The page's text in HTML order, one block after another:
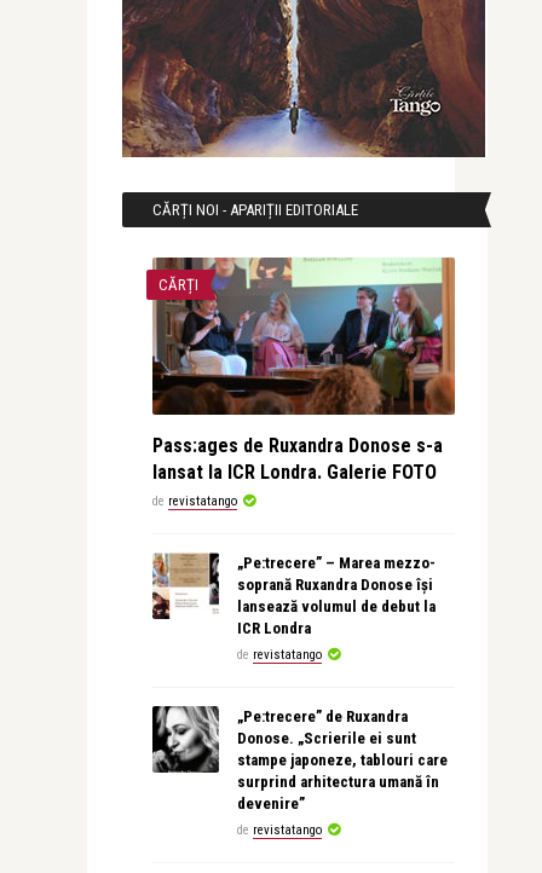
CĂRȚI NOI - APARIȚII EDITORIALE
CĂRȚI
Pass:ages de Ruxandra Donose s-a
lansat la ICR Londra. Galerie FOTO
de revistatango
„Pe:trecere” – Marea mezzo-
soprană Ruxandra Donose își
lansează volumul de debut la
ICR Londra
de revistatango
„Pe:trecere” de Ruxandra
Donose. „Scrierile ei sunt
stampe japoneze, tablouri care
surprind arhitectura umană în
devenire”
de revistatango